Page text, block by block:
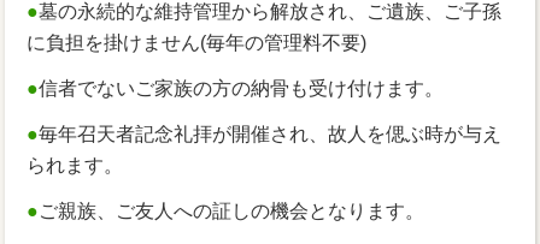
●墓の永続的な維持管理から解放され、ご遺族、ご子孫
に負担を掛けません(毎年の管理料不要)
●信者でないご家族の方の納骨も受け付けます。
●毎年召天者記念礼拝が開催され、故人を偲ぶ時が与え
られます。
●ご親族、ご友人への証しの機会となります。